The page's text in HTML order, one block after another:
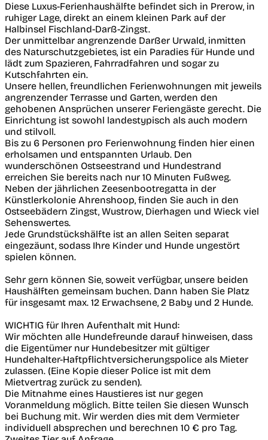
Diese Luxus-Ferienhaushälfte befindet sich in Prerow, in
ruhiger Lage, direkt an einem kleinen Park auf der
Halbinsel Fischland-Darß-Zingst.
Der unmittelbar angrenzende Darßer Urwald, inmitten
des Naturschutzgebietes, ist ein Paradies für Hunde und
lädt zum Spazieren, Fahrradfahren und sogar zu
Kutschfahrten ein.
Unsere hellen, freundlichen Ferienwohnungen mit jeweils
angrenzender Terrasse und Garten, werden den
gehobenen Ansprüchen unserer Feriengäste gerecht. Die
Einrichtung ist sowohl landestypisch als auch modern
und stilvoll.
Bis zu 6 Personen pro Ferienwohnung finden hier einen
erholsamen und entspannten Urlaub. Den
wunderschönen Ostseestrand und Hundestrand
erreichen Sie bereits nach nur 10 Minuten Fußweg.
Neben der jährlichen Zeesenbootregatta in der
Künstlerkolonie Ahrenshoop, finden Sie auch in den
Ostseebädern Zingst, Wustrow, Dierhagen und Wieck viel
Sehenswertes.
Jede Grundstückshälfte ist an allen Seiten separat
eingezäunt, sodass Ihre Kinder und Hunde ungestört
spielen können.
Sehr gern können Sie, soweit verfügbar, unsere beiden
Haushälften gemeinsam buchen. Dann haben Sie Platz
für insgesamt max. 12 Erwachsene, 2 Baby und 2 Hunde.
WICHTIG für Ihren Aufenthalt mit Hund:
Wir möchten alle Hundefreunde darauf hinweisen, dass
die Eigentümer nur Hundebesitzer mit gültiger
Hundehalter-Haftpflichtversicherungspolice als Mieter
zulassen. (Eine Kopie dieser Police ist mit dem
Mietvertrag zurück zu senden).
Die Mitnahme eines Haustieres ist nur gegen
Voranmeldung möglich. Bitte teilen Sie diesen Wunsch
bei Buchung mit. Wir werden dies mit dem Vermieter
individuell absprechen und berechnen 10 € pro Tag.